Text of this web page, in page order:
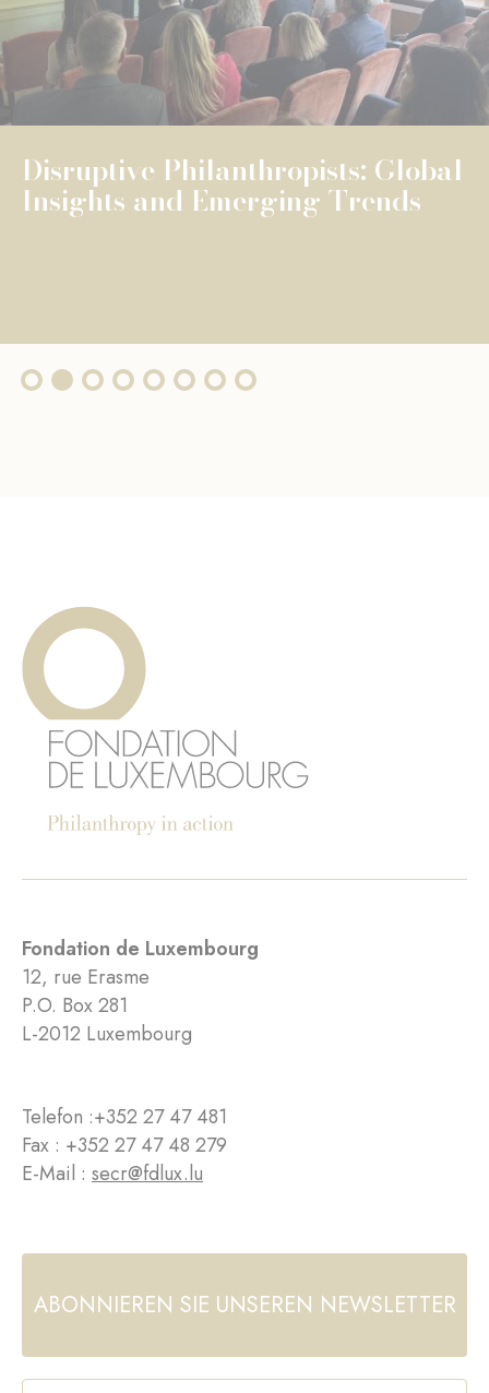
UNIVERSELLE BILDUNG
The Fondation de Luxembourg
surpasses €100 million in total
grants, wi...
Fondation de Luxembourg
12, rue Erasme
P.O. Box 281
L-2012 Luxembourg
Telefon :+352 27 47 481
Fax : +352 27 47 48 279
E-Mail : secr@fdlux.lu
ABONNIEREN SIE UNSEREN NEWSLETTER